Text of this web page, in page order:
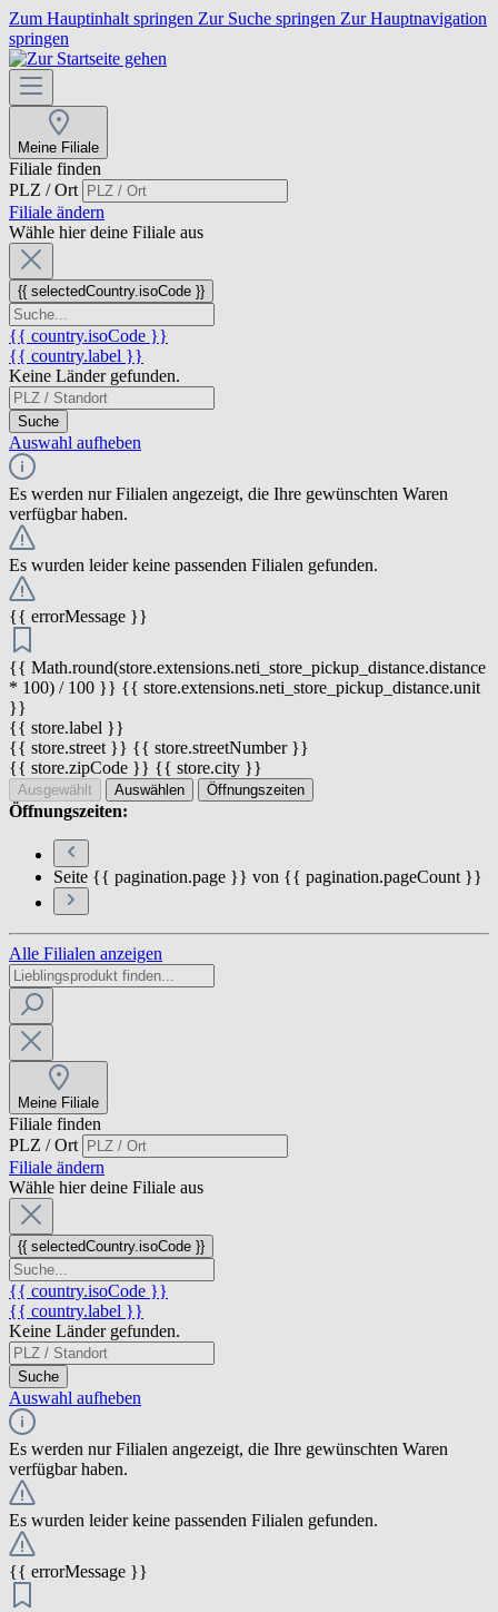
Zum Hauptinhalt springen Zur Suche springen Zur Hauptnavigation
springen
Meine Filiale
Filiale finden
PLZ / Ort
Filiale ändern
Wähle hier deine Filiale aus
{{ selectedCountry.isoCode }}
{{ country.isoCode }}
{{ country.label }}
Keine Länder gefunden.
Suche
Auswahl aufheben
Es werden nur Filialen angezeigt, die Ihre gewünschten Waren
verfügbar haben.
Es wurden leider keine passenden Filialen gefunden.
{{ errorMessage }}
{{ Math.round(store.extensions.neti_store_pickup_distance.distance
* 100) / 100 }} {{ store.extensions.neti_store_pickup_distance.unit
}}
{{ store.label }}
{{ store.street }} {{ store.streetNumber }}
{{ store.zipCode }} {{ store.city }}
Ausgewählt Auswählen Öffnungszeiten
Öffnungszeiten:
Seite {{ pagination.page }} von {{ pagination.pageCount }}
Alle Filialen anzeigen
Meine Filiale
Filiale finden
PLZ / Ort
Filiale ändern
Wähle hier deine Filiale aus
{{ selectedCountry.isoCode }}
{{ country.isoCode }}
{{ country.label }}
Keine Länder gefunden.
Suche
Auswahl aufheben
Es werden nur Filialen angezeigt, die Ihre gewünschten Waren
verfügbar haben.
Es wurden leider keine passenden Filialen gefunden.
{{ errorMessage }}